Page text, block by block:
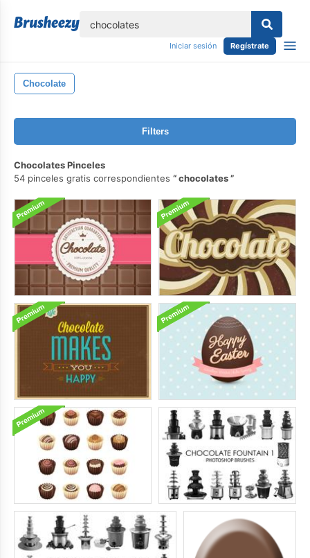
Iniciar sesión Regístrate
Chocolate
Filters
Chocolates Pinceles
54 pinceles gratis correspondientes
chocolates